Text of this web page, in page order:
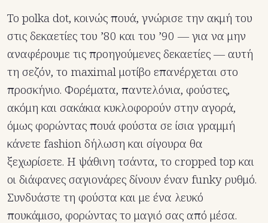
Το polka dot, κοινώς πουά, γνώρισε την ακμή του
στις δεκαετίες του ’80 και του ’90 — για να μην
αναφέρουμε τις προηγούμενες δεκαετίες — αυτή
τη σεζόν, το maximal μοτίβο επανέρχεται στο
προσκήνιο. Φορέματα, παντελόνια, φούστες,
ακόμη και σακάκια κυκλοφορούν στην αγορά,
όμως φορώντας πουά φούστα σε ίσια γραμμή
κάνετε fashion δήλωση και σίγουρα θα
ξεχωρίσετε. Η ψάθινη τσάντα, το cropped top και
οι διάφανες σαγιονάρες δίνουν έναν funky ρυθμό.
Συνδυάστε τη φούστα και με ένα λευκό
πουκάμισο, φορώντας το μαγιό σας από μέσα.